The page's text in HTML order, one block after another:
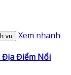
vụ Xem nhanh
Địa Điểm Nổi